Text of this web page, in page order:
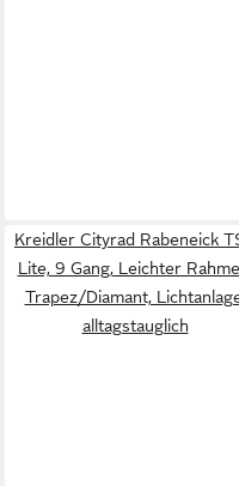
Kreidler Cityrad Rabeneick
Lite, 9 Gang, Leichter
Trapez/Diamant,
alltagstauglich